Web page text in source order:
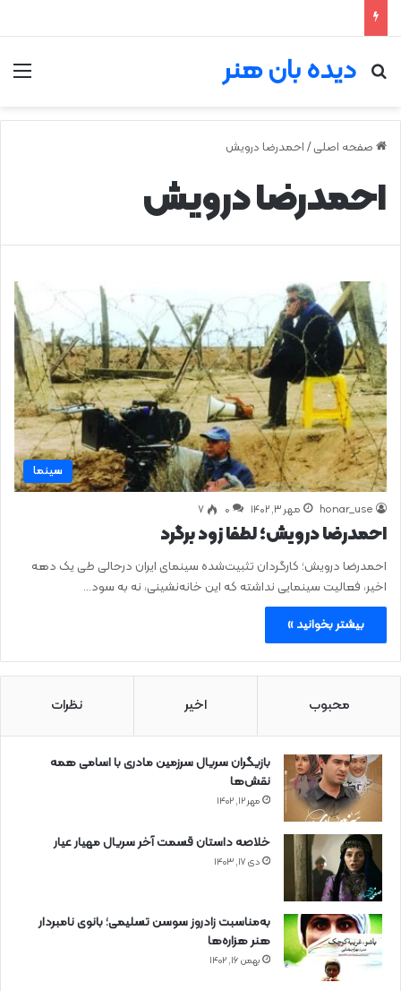
دیده بان هنر
جستجو برای
صفحه اصلی / احمدرضا درویش
احمدرضا درویش
سینما
honar_use مهر ۳, ۱۴۰۲ 0 ۷
احمدرضا درویش؛ لطفا زود برگرد
احمدرضا درویش؛ کارگردان تثبیت‌شده سینمای ایران درحالی طی یک دهه
اخیر، فعالیت سینمایی نداشته که این خانه‌نشینی، نه به سود…
بیشتر بخوانید »
محبوب اخیر نظرات
بازیگران سریال سرزمین مادری با اسامی همه
نقش‌ها
مهر ۱۲, ۱۴۰۲
خلاصه داستان قسمت آخر سریال مهیار عیار
دی ۱۷, ۱۴۰۳
به‌مناسبت زادروز سوسن تسلیمی؛ بانوی نامبردار
هنر هزاره‌ها
بهمن ۱۶, ۱۴۰۲